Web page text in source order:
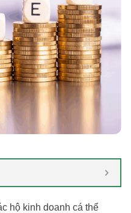
hộ kinh doanh cá thể